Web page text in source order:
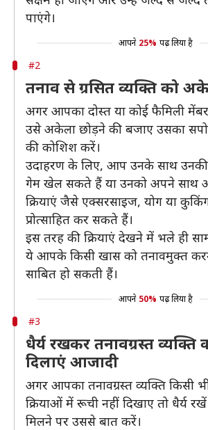
पाएंगे।
आपने 25% पढ़ लिया है
#2
तनाव से ग्रसित व्यक्ति को
अगर आपका दोस्त या कोई फैमिली मेंबर
उसे अकेला छोड़ने की बजाए उसका
की कोशिश करें।
उदाहरण के लिए, आप उनके साथ उनकी
गेम खेल सकते हैं या उनको अपने साथ
क्रियाएं जैसे एक्सरसाइज, योग या
प्रोत्साहित कर सकते हैं।
इस तरह की क्रियाएं देखने में भले ही
ये आपके किसी खास को तनावमुक्त
साबित हो सकती हैं।
आपने 50% पढ़ लिया है
#3
धैर्य रखकर तनावग्रस्त व्यक्ति
दिलाएं आजादी
अगर आपका तनावग्रस्त व्यक्ति किसी
क्रियाओं में रूची नहीं दिखाए तो धैर्य
मिलने पर उससे बात करें।